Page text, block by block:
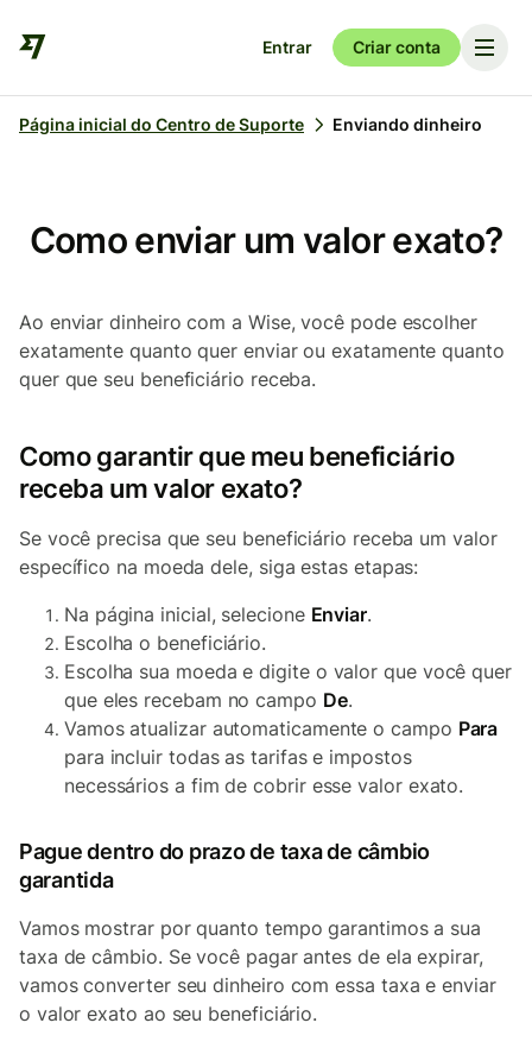
Entrar Criar conta
Página inicial do Centro de Suporte Enviando dinheiro
Como enviar um valor exato?
Ao enviar dinheiro com a Wise, você pode escolher
exatamente quanto quer enviar ou exatamente quanto
quer que seu beneficiário receba.
Como garantir que meu beneficiário
receba um valor exato?
Se você precisa que seu beneficiário receba um valor
específico na moeda dele, siga estas etapas:
Na página inicial, selecione Enviar.
Escolha o beneficiário.
Escolha sua moeda e digite o valor que você quer
que eles recebam no campo De.
Vamos atualizar automaticamente o campo Para
para incluir todas as tarifas e impostos
necessários a fim de cobrir esse valor exato.
Pague dentro do prazo de taxa de câmbio
garantida
Vamos mostrar por quanto tempo garantimos a sua
taxa de câmbio. Se você pagar antes de ela expirar,
vamos converter seu dinheiro com essa taxa e enviar
o valor exato ao seu beneficiário.